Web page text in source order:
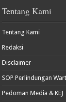
Tentang Kami
Tentang Kami
Redaksi
Disclaimer
SOP Perlindungan
Pedoman Media & KEJ